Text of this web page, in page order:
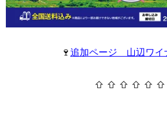
🍷 追加ページ 山辺ワイ
⇧ ⇧ ⇧ ⇧ ⇧ ⇧